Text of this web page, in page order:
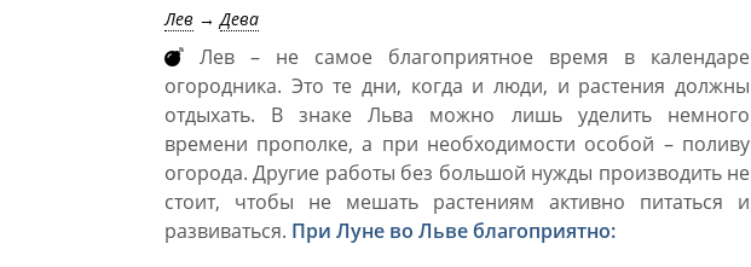
Лев →Дева
Лев – не самое благоприятное время в календаре
огородника. Это те дни, когда и люди, и растения должны
отдыхать. В знаке Льва можно лишь уделить немного
времени прополке, а при необходимости особой – поливу
огорода. Другие работы без большой нужды производить не
стоит, чтобы не мешать растениям активно питаться и
развиваться. При Луне во Льве благоприятно: